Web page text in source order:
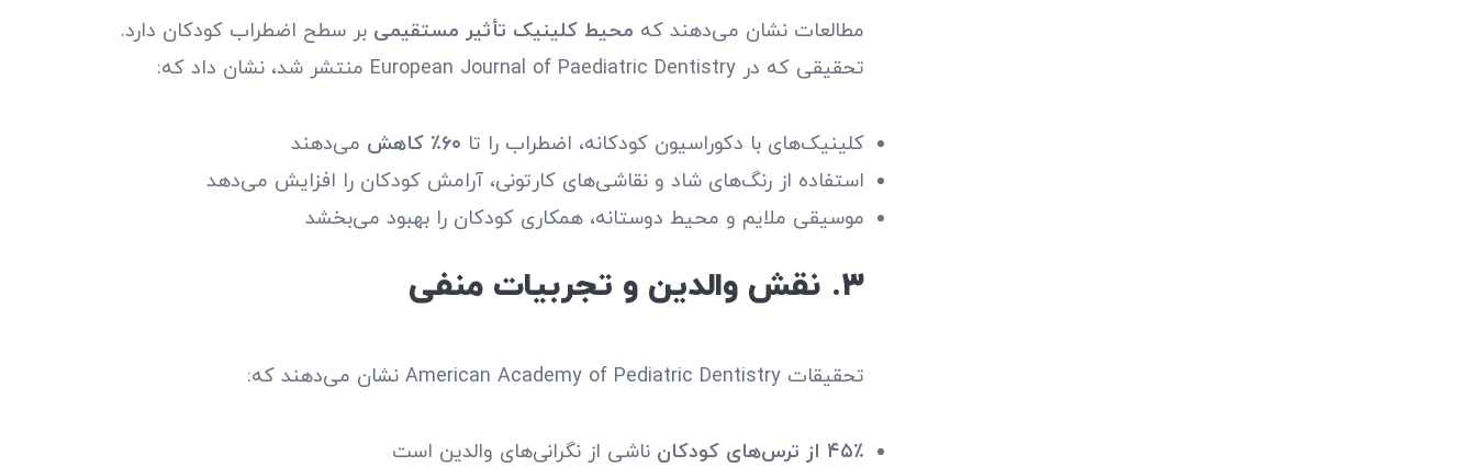
مطالعات نشان می‌دهند که محیط کلینیک تأثیر مستقیمی بر سطح اضطراب کودکان دارد.
تحقیقی که در European Journal of Paediatric Dentistry منتشر شد، نشان داد که:
کلینیک‌های با دکوراسیون کودکانه، اضطراب را تا ۶۰٪ کاهش
می‌دهند
استفاده از رنگ‌های شاد و نقاشی‌های کارتونی، آرامش کودکان را افزایش می‌دهد
موسیقی ملایم و محیط دوستانه، همکاری کودکان را بهبود می‌بخشد
۳. نقش والدین و تجربیات منفی
تحقیقات American Academy of Pediatric Dentistry نشان می‌دهند که:
۴۵٪ از ترس‌های کودکان
ناشی از نگرانی‌های والدین است